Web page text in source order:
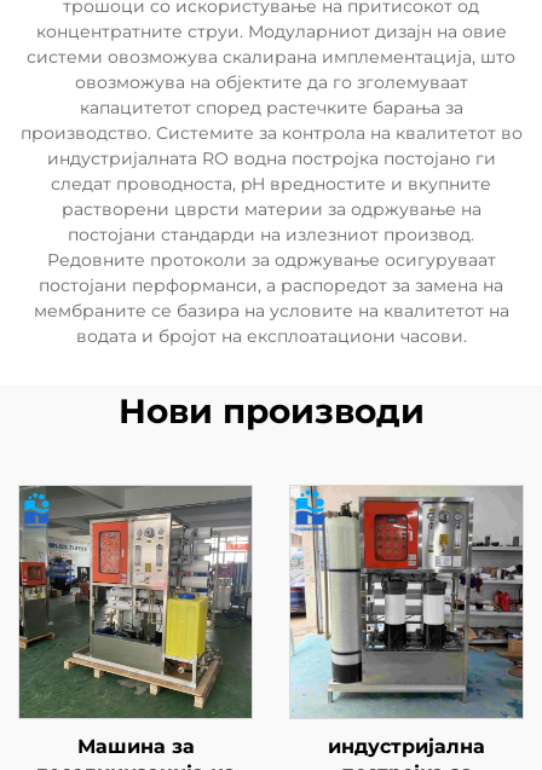
трошоци со искористување на притисокот од
концентратните струи. Модуларниот дизајн на овие
системи овозможува скалирана имплементација, што
овозможува на објектите да го зголемуваат
капацитетот според растечките барања за
производство. Системите за контрола на квалитетот во
индустријалната RO водна постројка постојано ги
следат проводноста, pH вредностите и вкупните
растворени цврсти материи за одржување на
постојани стандарди на излезниот производ.
Редовните протоколи за одржување осигуруваат
постојани перформанси, а распоредот за замена на
мембраните се базира на условите на квалитетот на
водата и бројот на експлоатациони часови.
Нови производи
Машина за
индустријална